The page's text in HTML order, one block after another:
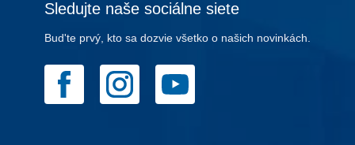
Sledujte naše sociálne siete
Bud'te prvý, kto sa dozvie všetko o našich novinkách.